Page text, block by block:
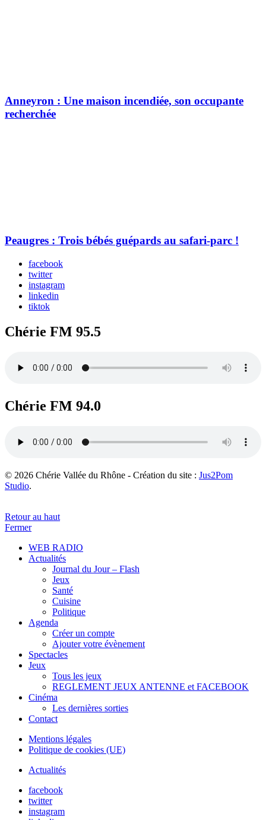
Anneyron : Une maison incendiée, son occupante
recherchée
Peaugres : Trois bébés guépards au safari-parc !
facebook
twitter
instagram
linkedin
tiktok
Chérie FM 95.5
Chérie FM 94.0
© 2026 Chérie Vallée du Rhône - Création du site : Jus2Pom
Studio.
Retour au haut
Fermer
WEB RADIO
Actualités
Journal du Jour – Flash
Jeux
Santé
Cuisine
Politique
Agenda
Créer un compte
Ajouter votre évènement
Spectacles
Jeux
Tous les jeux
REGLEMENT JEUX ANTENNE et FACEBOOK
Cinéma
Les dernières sorties
Contact
Mentions légales
Politique de cookies (UE)
Actualités
facebook
twitter
instagram